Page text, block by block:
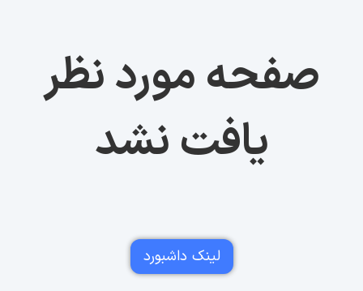
صفحه مورد نظر
یافت نشد
لینک داشبورد